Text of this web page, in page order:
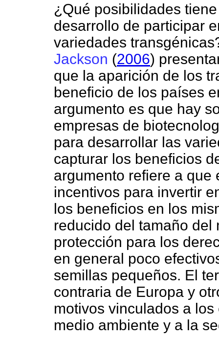
¿Qué posibilidades
desarrollo de participar
variedades
Jackson (2006)
que la aparición de los
beneficio de los países
argumento es que hay
empresas de
para desarrollar las
capturar los beneficios
argumento refiere a que
incentivos para invertir
los beneficios en los
reducido del tamaño del
protección para los
en general poco
semillas pequeños. El
contraria de Europa y
motivos vinculados a
medio ambiente y a la